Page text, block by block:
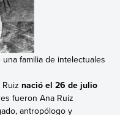
familia de intelectuales
nació el 26 de julio
fueron Ana Ruiz
antropólogo y